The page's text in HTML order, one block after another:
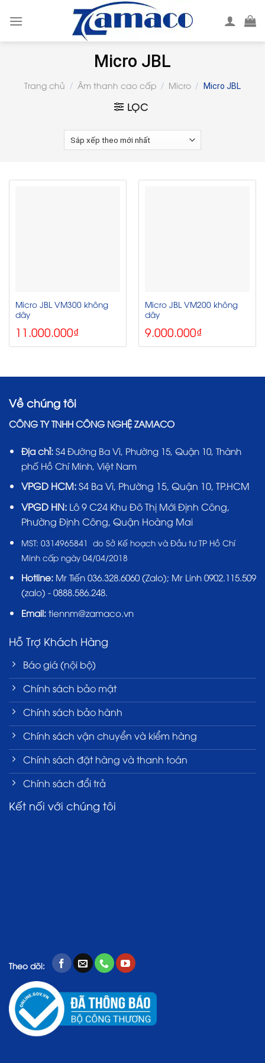
Micro JBL
Trang chủ / Âm thanh cao cấp / Micro / Micro JBL
LỌC
Micro JBL VM300 không
dây
11.000.000₫
Micro JBL VM200 không
dây
9.000.000₫
Về chúng tôi
CÔNG TY TNHH CÔNG NGHỆ ZAMACO
Địa chỉ: S4 Đường Ba Vì, Phường 15, Quận 10, Thành
phố Hồ Chí Minh, Việt Nam
VPGD HCM:S4 Ba Vì, Phường 15, Quận 10, TP.HCM
VPGD HN:Lô 9 C24 Khu Đô Thị Mới Định Công,
Phường Định Công, Quận Hoàng Mai
MST: 0314965841 do Sở Kế hoạch và Đầu tư TP Hồ Chí
Minh cấp ngày 04/04/2018
Hotline: Mr Tiến 036.328.6060(Zalo); Mr Linh 0902.115.509
(zalo) - 0888.586.248.
Email:tiennm@zamaco.vn
Hỗ Trợ Khách Hàng
Báo giá (nội bộ)
Chính sách bảo mật
Chính sách bảo hành
Chính sách vận chuyển và kiểm hàng
Chính sách đặt hàng và thanh toán
Chính sách đổi trả
Kết nối với chúng tôi
Theo dõi: